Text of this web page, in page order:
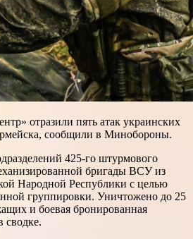
отразили пять атак украинских
сообщили в Минобороны.
425-го штурмового
бригады ВСУ из
Народной Республики с целью
группировки. Уничтожено до 25
и боевая бронированная
сводке.